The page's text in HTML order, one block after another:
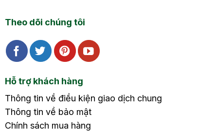
Theo dõi chúng tôi
Hỗ trợ khách hàng
Thông tin về điều kiện giao dịch chung
Thông tin về bảo mật
Chính sách mua hàng